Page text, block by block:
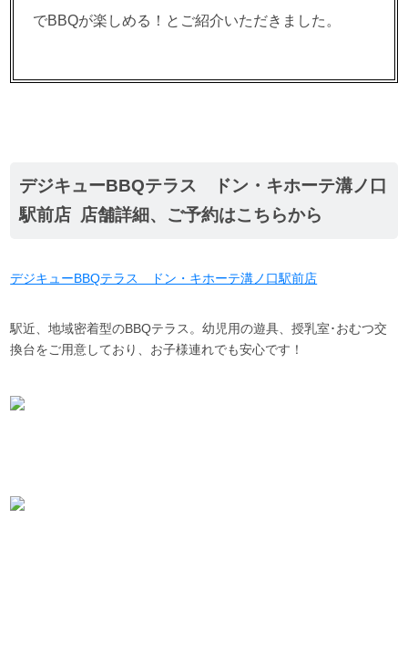
でBBQが楽しめる！とご紹介いただきました。
デジキューBBQテラス ドン・キホーテ溝ノ口
駅前店 店舗詳細、ご予約はこちらから
デジキューBBQテラス ドン・キホーテ溝ノ口駅前店
駅近、地域密着型のBBQテラス。幼児用の遊具、授乳室･おむつ交
換台をご用意しており、お子様連れでも安心です！